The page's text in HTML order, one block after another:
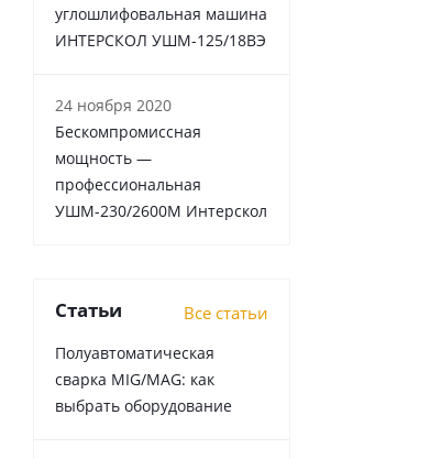
углошлифовальная машина
ИНТЕРСКОЛ УШМ-125/18ВЭ
24 ноября 2020
Бескомпромиссная
мощность —
профессиональная
УШМ-230/2600М Интерскол
Статьи Все статьи
Полуавтоматическая
сварка MIG/MAG: как
выбрать оборудование